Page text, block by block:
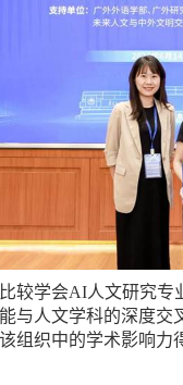
较学会AI人文研究专
与人文学科的深度
组织中的学术影响